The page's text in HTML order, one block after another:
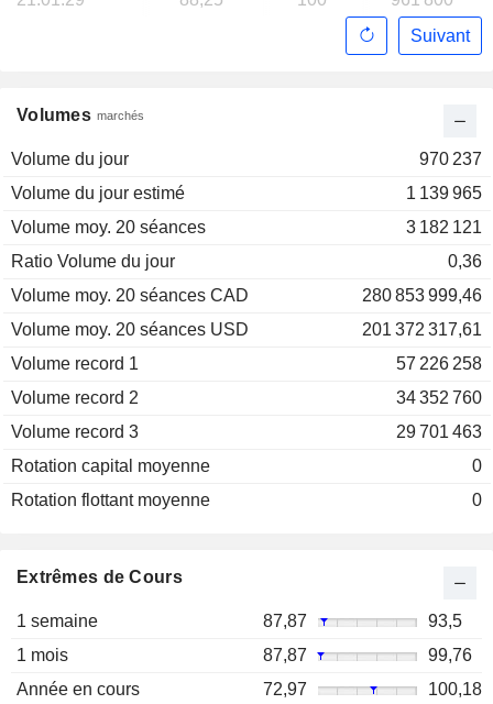
Volumes marchés
Volume du jour
970 237
Volume du jour estimé
1 139 965
Volume moy. 20 séances
3 182 121
Ratio Volume du jour
0,36
Volume moy. 20 séances CAD
280 853 999,46
Volume moy. 20 séances USD
201 372 317,61
Volume record 1
57 226 258
Volume record 2
34 352 760
Volume record 3
29 701 463
Rotation capital moyenne
0
Rotation flottant moyenne
0
Suivant
Extrêmes de Cours
1 semaine 87,87
93,5
1 mois
87,87
99,76
Année en cours
72,97
100,18